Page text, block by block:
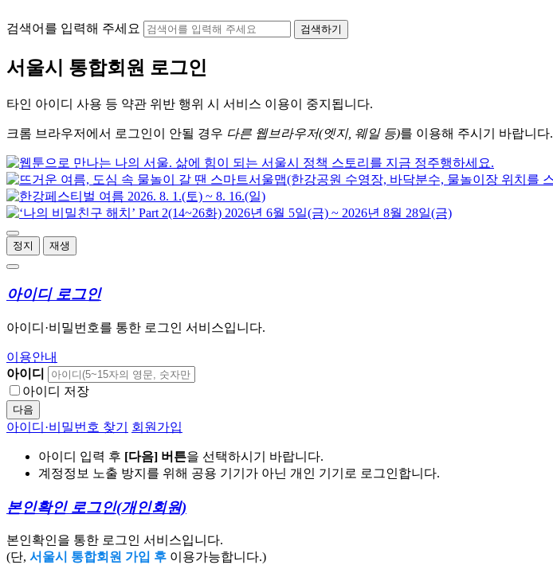
검색어를 입력해 주세요 검색하기
서울시 통합회원 로그인
타인 아이디 사용 등 약관 위반 행위 시 서비스 이용이 중지됩니다.
크롬 브라우저에서 로그인이 안될 경우 다른 웹브라우저(엣지, 웨일 등)를 이용해 주시기 바랍니다.
정지 재생
아이디 로그인
아이디·비밀번호를 통한 로그인 서비스입니다.
이용안내
아이디
아이디 저장
다음
아이디·비밀번호 찾기 회원가입
아이디 입력 후 [다음] 버튼을 선택하시기 바랍니다.
계정정보 노출 방지를 위해 공용 기기가 아닌 개인 기기로 로그인합니다.
본인확인 로그인(개인회원)
본인확인을 통한 로그인 서비스입니다.
(단, 서울시 통합회원 가입 후 이용가능합니다.)